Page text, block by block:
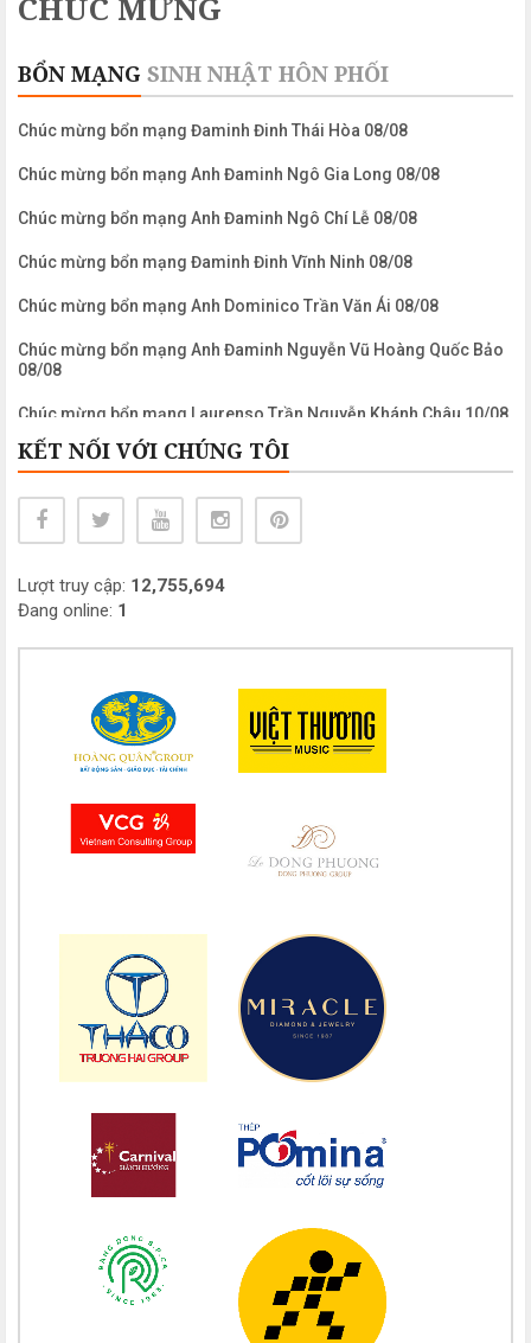
BỔN MẠNG SINH NHẬT HÔN PHỐI
Chúc mừng bổn mạng Đaminh Đinh Thái Hòa 08/08
Chúc mừng bổn mạng Anh Đaminh Ngô Gia Long 08/08
Chúc mừng bổn mạng Anh Đaminh Ngô Chí Lễ 08/08
Chúc mừng bổn mạng Đaminh Đinh Vĩnh Ninh 08/08
Chúc mừng bổn mạng Anh Dominico Trần Văn Ái 08/08
Chúc mừng bổn mạng Anh Đaminh Nguyễn Vũ Hoàng Quốc Bảo
08/08
Chúc mừng bổn mạng Laurenso Trần Nguyễn Khánh Châu 10/08
Chúc mừng bổn mạng Anh Laurenso Nguyễn Ngọc Biển 10/08
Chúc mừng bổn mạng Chị Maria Clara Phạm Mỹ Khanh 11/08
Chúc mừng bổn mạng Anh Maximiliano Mariakolbe Nguyễn
Chúc mừng bổn mạng Chị Maria Nguyễn Thị Mỹ Dung 15/08
Chúc mừng bổn mạng Chị Maria Nguyễn Thị Thanh Châu 15/08
Chúc mừng bổn mạng Chị Maria Lê Thị Kim Hồng 15/08
Chúc mừng bổn mạng Chị Maria Đỗ Thị Nguyệt (Khao) 15/08
Chúc mừng bổn mạng Chị Maria Trương Nguyễn Song Vân 15/08
Chúc mừng bổn mạng Maria Trương Thị Thanh Xuân 15/08
Chúc mừng bổn mạng Maria Vũ Thị Hoài Trang 15/08
Chúc mừng bổn mạng Maria Ngô Thị Thu 15/08
Chúc mừng bổn mạng Chị Maria Trương Thị Thanh Xuân 15/08
Chúc mừng bổn mạng Maria Đỗ Vy Hạ 15/08
Chúc mừng bổn mạng Maria Nguyễn Thị Trung Thu 15/08
Chúc mừng bổn mạng Maria Nguyễn Ngọc Anh 15/08
Chúc mừng bổn mạng Chị Maria Nguyễn Thị Diệu Phương 15/08
KẾT NỐI VỚI CHÚNG TÔI
Lượt truy cập: 12,755,694
Đang online: 1